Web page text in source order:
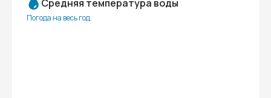
Средняя температура воды
Погода на весь год